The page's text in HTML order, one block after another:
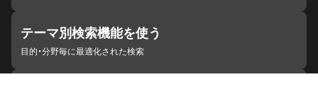
テーマ別検索機能を使う
目的・分野毎に最適化された検索